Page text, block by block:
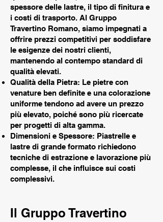
spessore delle lastre, il tipo di finitura e
i costi di trasporto. Al Gruppo
Travertino Romano, siamo impegnati a
offrire prezzi competitivi per soddisfare
le esigenze dei nostri clienti,
mantenendo al contempo standard di
qualità elevati.
Qualità della Pietra: Le pietre con
venature ben definite e una colorazione
uniforme tendono ad avere un prezzo
più elevato, poiché sono più ricercate
per progetti di alta gamma.
Dimensioni e Spessore: Piastrelle e
lastre di grande formato richiedono
tecniche di estrazione e lavorazione più
complesse, il che influisce sui costi
complessivi.
Il Gruppo Travertino